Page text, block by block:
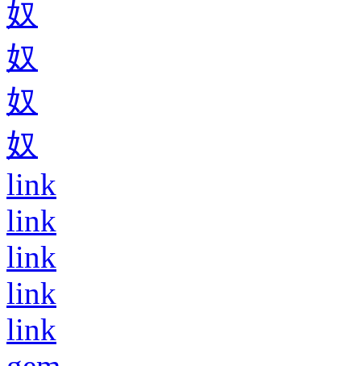
奴
奴
奴
奴
link
link
link
link
link